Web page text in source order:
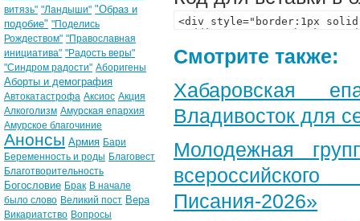
Смотрите также:
Хабаровская
Владивосток для
Молодежная
Писания-2026»
витязь" "Ландыши" "Образ и
подобие" "Поделись
Рождеством" "Православная
инициатива" "Радость веры"
"Синдром радости" Аборигены
Аборты и демография
Автокатастрофа Аксиос Акция
Алкоголизм Амурская епархия
Амурское благочиние
Анонсы Армия Бари
Беременность и роды Благовест
Благотворительность
Богословие Брак В начале
было слово Великий пост Вера
Викариатство Вопросы